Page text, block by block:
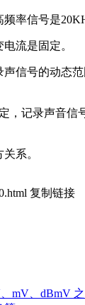
率信号是
流是固定。
声信号的动态
，记录声音信
系。
复制链接
mV、dBmV